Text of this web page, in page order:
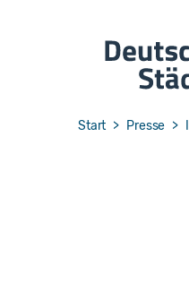
You are here:
Start Presse